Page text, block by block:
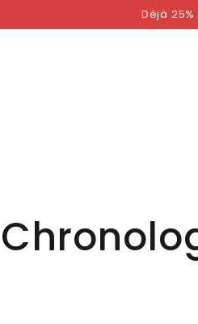
Déjà